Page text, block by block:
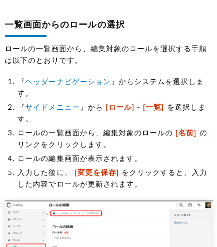
一覧画面からのロールの選択
ロールの一覧画面から、編集対象のロールを選択する手順
は以下のとおりです。
『ヘッダーナビゲーション 』からシステムを選択しま
す。
『サイドメニュー 』から [ロール] - [一覧]
を選択しま
す。
ロールの一覧画面から、編集対象のロールの [名前]
の
リンクをクリックします。
ロールの編集画面が表示されます。
入力した後に、
[変更を保存]
をクリックすると、入力
した内容でロールが更新されます。